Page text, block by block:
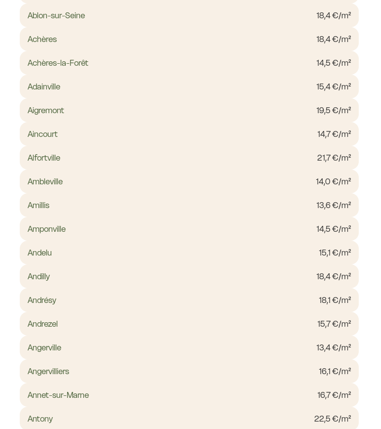
Ablon-sur-Seine 18,4 €/m²
Achères 18,4 €/m²
Achères-la-Forêt 14,5 €/m²
Adainville 15,4 €/m²
Aigremont 19,5 €/m²
Aincourt 14,7 €/m²
Alfortville 21,7 €/m²
Ambleville 14,0 €/m²
Amillis 13,6 €/m²
Amponville 14,5 €/m²
Andelu 15,1 €/m²
Andilly 18,4 €/m²
Andrésy 18,1 €/m²
Andrezel 15,7 €/m²
Angerville 13,4 €/m²
Angervilliers 16,1 €/m²
Annet-sur-Marne 16,7 €/m²
Antony 22,5 €/m²